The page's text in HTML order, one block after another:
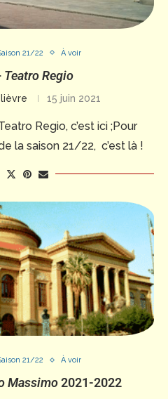
21/22 À voir
Teatro Regio
15 juin 2021
Regio, c’est ici ;Pour
la saison 21/22, c’est là !
21/22 À voir
Massimo2021-2022